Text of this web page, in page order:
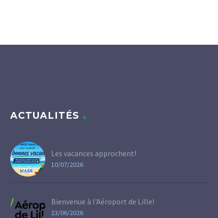
ACTUALITÉS
Les vacances approchent!
10/07/2026
Bienvenue à l'Aéroport de Lille!
23/06/2026